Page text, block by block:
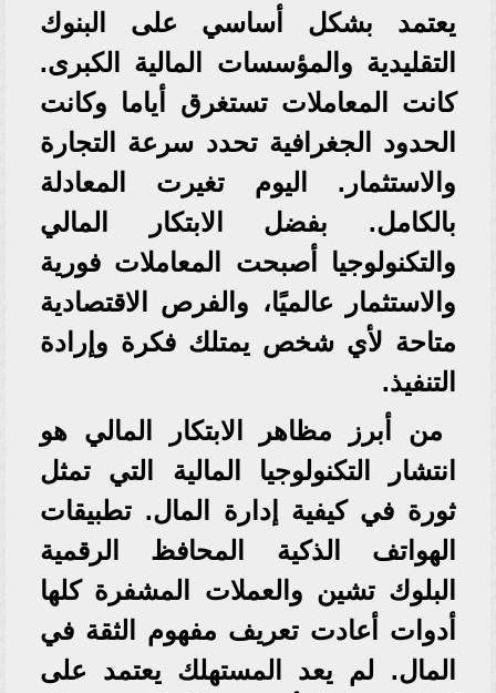
يعتمد بشكل أساسي على البنوك
التقليدية والمؤسسات المالية الكبرى.
كانت المعاملات تستغرق أياما وكانت
الحدود الجغرافية تحدد سرعة التجارة
والاستثمار. اليوم تغيرت المعادلة
بالكامل. بفضل الابتكار المالي
والتكنولوجيا أصبحت المعاملات فورية
والاستثمار عالميًا، والفرص الاقتصادية
متاحة لأي شخص يمتلك فكرة وإرادة
التنفيذ.
من أبرز مظاهر الابتكار المالي هو
انتشار التكنولوجيا المالية التي تمثل
ثورة في كيفية إدارة المال. تطبيقات
الهواتف الذكية المحافظ الرقمية
البلوك تشين والعملات المشفرة كلها
أدوات أعادت تعريف مفهوم الثقة في
المال. لم يعد المستهلك يعتمد على